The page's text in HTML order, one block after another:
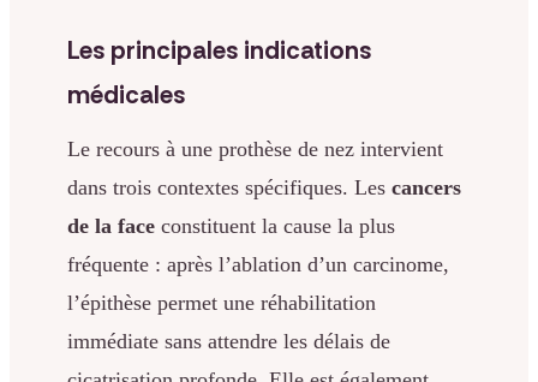
Les principales indications
médicales
Le recours à une prothèse de nez intervient
dans trois contextes spécifiques. Les cancers
de la face constituent la cause la plus
fréquente : après l’ablation d’un carcinome,
l’épithèse permet une réhabilitation
immédiate sans attendre les délais de